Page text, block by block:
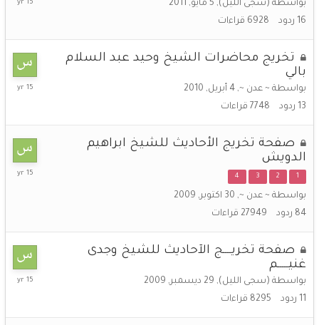
بواسطة (سجى الليل), 5 مايو, 2011
16 ردود 6928 قراءات
تخريج محاضرات الشيخ وحيد عبد السلام
بالي
بواسطة ~ عدن ~, 4 أبريل, 2010
13 ردود 7748 قراءات
12
صفحة تخريج الأحاديث للشيخ ابراهيم
الدويش
1
2
3
4
بواسطة ~ عدن ~, 30 اكتوبر, 2009
84 ردود 27949 قراءات
4
صفحة تخريــــج الآحاديث للشيخ وجدى
غنيـــــم
بواسطة (سجى الليل), 29 ديسمبر, 2009
11 ردود 8295 قراءات
26